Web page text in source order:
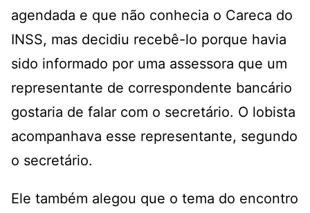
agendada e que não conhecia o Careca do
INSS, mas decidiu recebê-lo porque havia
sido informado por uma assessora que um
representante de correspondente bancário
gostaria de falar com o secretário. O lobista
acompanhava esse representante, segundo
o secretário.
Ele também alegou que o tema do encontro